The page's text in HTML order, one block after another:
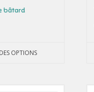
bâtard
OPTIONS